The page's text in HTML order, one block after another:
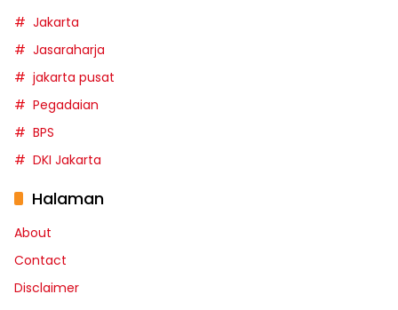
Jakarta
Jasaraharja
jakarta pusat
Pegadaian
BPS
DKI Jakarta
Halaman
About
Contact
Disclaimer